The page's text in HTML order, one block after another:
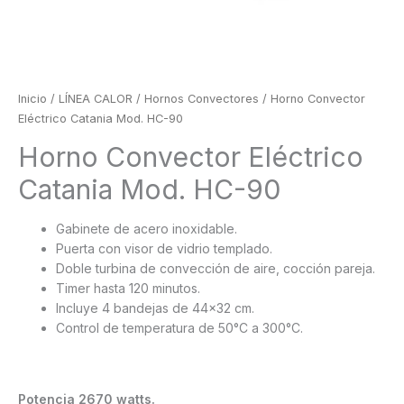
Inicio / LÍNEA CALOR / Hornos Convectores / Horno Convector
Eléctrico Catania Mod. HC-90
Horno Convector Eléctrico
Catania Mod. HC-90
Gabinete de acero inoxidable.
Puerta con visor de vidrio templado.
Doble turbina de convección de aire, cocción pareja.
Timer hasta 120 minutos.
Incluye 4 bandejas de 44×32 cm.
Control de temperatura de 50°C a 300°C.
Potencia 2670 watts.